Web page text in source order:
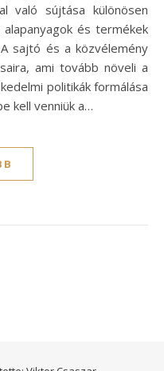
való sújtása különösen
és termékek
sajtó és a közvélemény
ami tovább növeli a
politikák formálása
kell venniük a…